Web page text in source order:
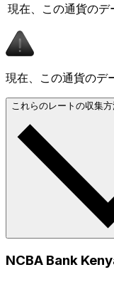
現在、この通貨のデ
現在、この通貨のデ
これらのレートの収集
NCBA Bank